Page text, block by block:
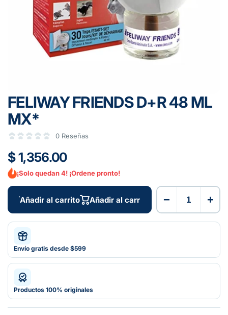
FELIWAY FRIENDS D+R 48 ML
MX*
0 Reseñas
$ 1,356.00
¡Solo quedan 4! ¡Ordene pronto!
Añadir al carrito Añadir al carrito − +
Envío gratis desde $599
Productos 100% originales